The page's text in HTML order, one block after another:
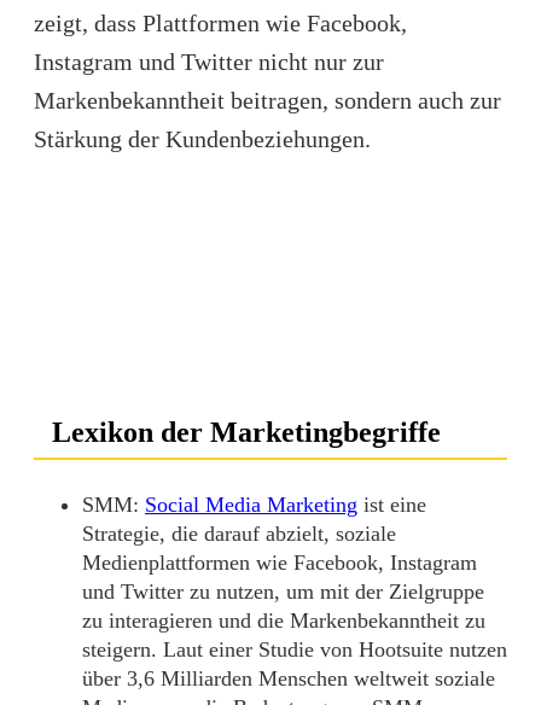
zeigt, dass Plattformen wie Facebook,
Instagram und Twitter nicht nur zur
Markenbekanntheit beitragen, sondern auch zur
Stärkung der Kundenbeziehungen.
Lexikon der Marketingbegriffe
SMM: Social Media Marketing ist eine
Strategie, die darauf abzielt, soziale
Medienplattformen wie Facebook, Instagram
und Twitter zu nutzen, um mit der Zielgruppe
zu interagieren und die Markenbekanntheit zu
steigern. Laut einer Studie von Hootsuite nutzen
über 3,6 Milliarden Menschen weltweit soziale